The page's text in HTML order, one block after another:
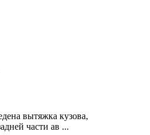
вытяжка кузова,
части ав ...